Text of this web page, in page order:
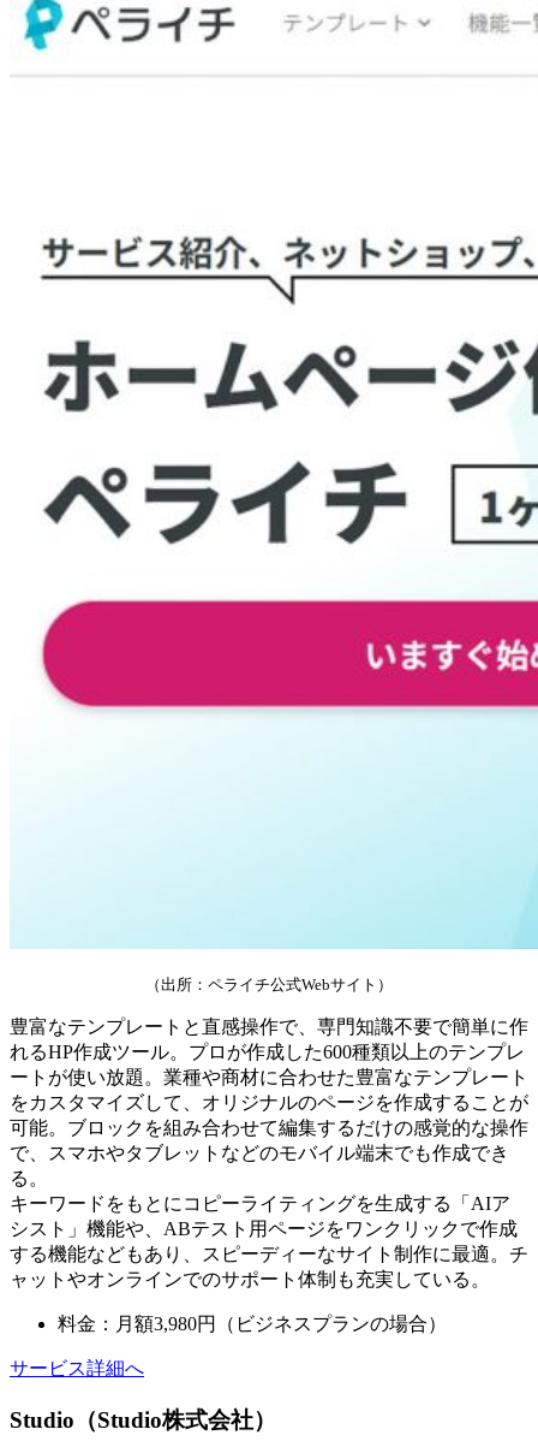
（出所：ペライチ公式Webサイト）
豊富なテンプレートと直感操作で、専門知識不要で簡単に作
れるHP作成ツール。プロが作成した600種類以上のテンプレ
ートが使い放題。業種や商材に合わせた豊富なテンプレート
をカスタマイズして、オリジナルのページを作成することが
可能。ブロックを組み合わせて編集するだけの感覚的な操作
で、スマホやタブレットなどのモバイル端末でも作成でき
る。
キーワードをもとにコピーライティングを生成する「AIア
シスト」機能や、ABテスト用ページをワンクリックで作成
する機能などもあり、スピーディーなサイト制作に最適。チ
ャットやオンラインでのサポート体制も充実している。
料金：月額3,980円（ビジネスプランの場合）
サービス詳細へ
Studio（Studio株式会社）